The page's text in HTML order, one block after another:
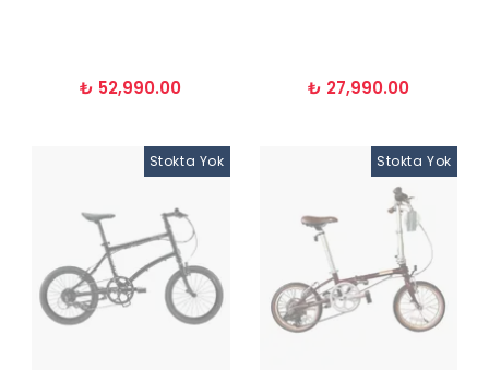
₺ 52,990.00 ₺ 27,990.00
Stokta Yok Stokta Yok